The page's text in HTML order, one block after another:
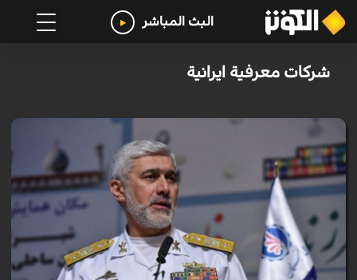
البث المباشر
شركات معرفية ايرانية